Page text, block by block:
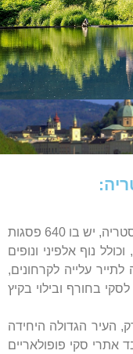
נמצא בחלקה המערבי של אוסטריה, יש בו 640 פסגות
לגובה של יותר מ-3,000 מ' , וכולל נוף אלפיני ונופים
לתייר עלייה לקרחונים,
בחורף ובילוי בקיץ
העיר הגדולה היחידה
אתרי סקי פופולאריים